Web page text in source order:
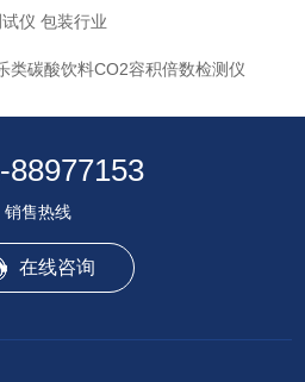
仪 包装行业
类碳酸饮料CO2容积倍数检测仪
88977153
销售热线
在线咨询